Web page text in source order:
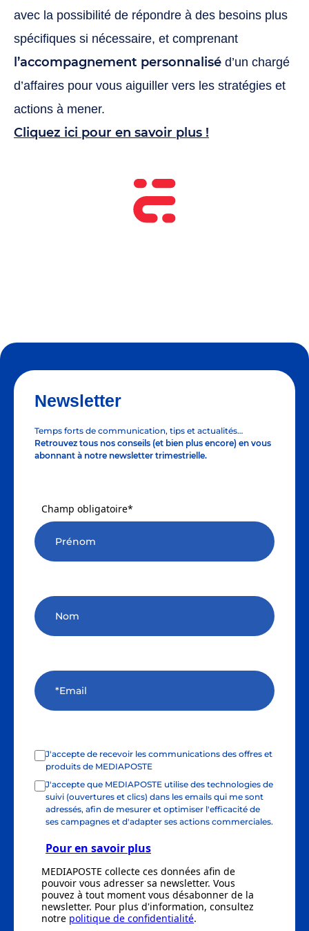
avec la possibilité de répondre à des besoins plus
spécifiques si nécessaire, et comprenant
l’accompagnement personnalisé d’un chargé
d’affaires pour vous aiguiller vers les stratégies et
actions à mener.
Cliquez ici pour en savoir plus !
Newsletter
Temps forts de communication, tips et actualités…
Retrouvez tous nos conseils (et bien plus encore) en vous
abonnant à notre newsletter trimestrielle.
Champ obligatoire*
J'accepte de recevoir les communications des offres et
produits de MEDIAPOSTE
J'accepte que MEDIAPOSTE utilise des technologies de
suivi (ouvertures et clics) dans les emails qui me sont
adressés, afin de mesurer et optimiser l'efficacité de
ses campagnes et d'adapter ses actions commerciales.
Pour en savoir plus
MEDIAPOSTE collecte ces données afin de
pouvoir vous adresser sa newsletter. Vous
pouvez à tout moment vous désabonner de la
newsletter. Pour plus d'information, consultez
notre politique de confidentialité.